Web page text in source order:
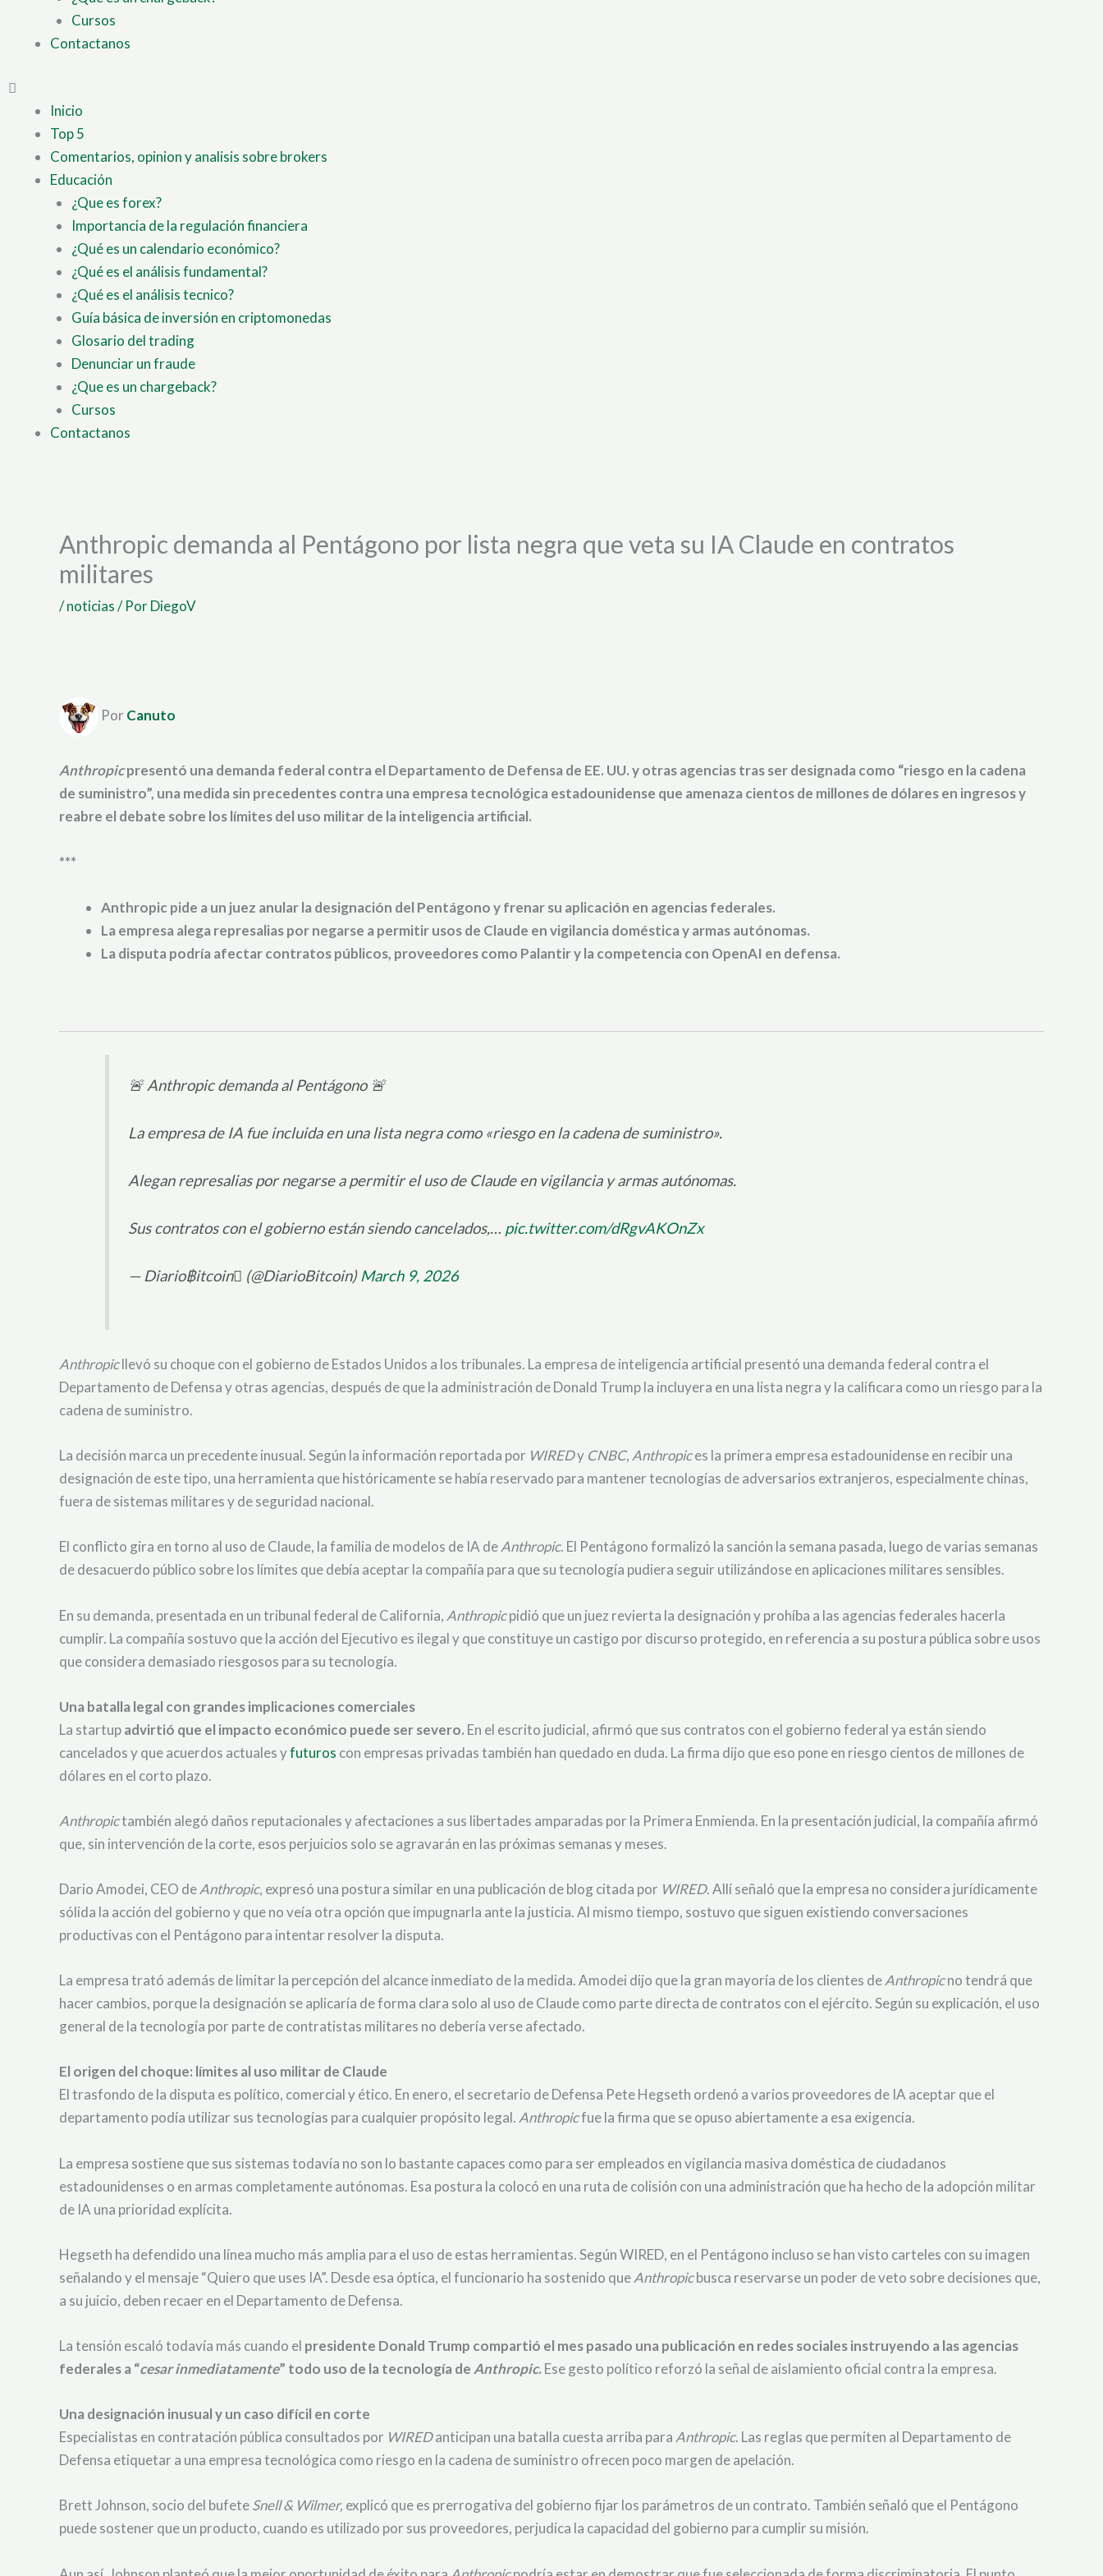
Cursos
Contactanos
Inicio
Top 5
Comentarios, opinion y analisis sobre brokers
Educación
¿Que es forex?
Importancia de la regulación financiera
¿Qué es un calendario económico?
¿Qué es el análisis fundamental?
¿Qué es el análisis tecnico?
Guía básica de inversión en criptomonedas
Glosario del trading
Denunciar un fraude
¿Que es un chargeback?
Cursos
Contactanos
Anthropic demanda al Pentágono por lista negra que veta su IA Claude en contratos
militares
/noticias/ PorDiegoV
Por Canuto
Anthropicpresentó una demanda federal contra el Departamento de Defensa de EE. UU. y otras agencias tras ser designada como “riesgo en la cadena
de suministro”, una medida sin precedentes contra una empresa tecnológica estadounidense que amenaza cientos de millones de dólares en ingresos y
reabre el debate sobre los límites del uso militar de la inteligencia artificial.
***
Anthropic pide a un juez anular la designación del Pentágono y frenar su aplicación en agencias federales.
La empresa alega represalias por negarse a permitir usos de Claude en vigilancia doméstica y armas autónomas.
La disputa podría afectar contratos públicos, proveedores como Palantir y la competencia con OpenAI en defensa.
🚨 Anthropic demanda al Pentágono 🚨
La empresa de IA fue incluida en una lista negra como «riesgo en la cadena de suministro».
Alegan represalias por negarse a permitir el uso de Claude en vigilancia y armas autónomas.
Sus contratos con el gobierno están siendo cancelados,… pic.twitter.com/dRgvAKOnZx
— Diario฿itcoin (@DiarioBitcoin) March 9, 2026
Anthropicllevó su choque con el gobierno de Estados Unidos a los tribunales. La empresa de inteligencia artificial presentó una demanda federal contra el
Departamento de Defensa y otras agencias, después de que la administración de Donald Trump la incluyera en una lista negra y la calificara como un riesgo para la
cadena de suministro.
La decisión marca un precedente inusual. Según la información reportada por WIREDy CNBC, Anthropices la primera empresa estadounidense en recibir una
designación de este tipo, una herramienta que históricamente se había reservado para mantener tecnologías de adversarios extranjeros, especialmente chinas,
fuera de sistemas militares y de seguridad nacional.
El conflicto gira en torno al uso de Claude, la familia de modelos de IA deAnthropic. El Pentágono formalizó la sanción la semana pasada, luego de varias semanas
de desacuerdo público sobre los límites que debía aceptar la compañía para que su tecnología pudiera seguir utilizándose en aplicaciones militares sensibles.
En su demanda, presentada en un tribunal federal de California, Anthropicpidió que un juez revierta la designación y prohíba a las agencias federales hacerla
cumplir. La compañía sostuvo que la acción del Ejecutivo es ilegal y que constituye un castigo por discurso protegido, en referencia a su postura pública sobre usos
que considera demasiado riesgosos para su tecnología.
Una batalla legal con grandes implicaciones comerciales
La startupadvirtió que el impacto económico puede ser severo. En el escrito judicial, afirmó que sus contratos con el gobierno federal ya están siendo
cancelados y que acuerdos actuales yfuturos con empresas privadas también han quedado en duda. La firma dijo que eso pone en riesgo cientos de millones de
dólares en el corto plazo.
Anthropictambién alegó daños reputacionales y afectaciones a sus libertades amparadas por la Primera Enmienda. En la presentación judicial, la compañía afirmó
que, sin intervención de la corte, esos perjuicios solo se agravarán en las próximas semanas y meses.
Dario Amodei, CEO deAnthropic, expresó una postura similar en una publicación de blog citada por WIRED. Allí señaló que la empresa no considera jurídicamente
sólida la acción del gobierno y que no veía otra opción que impugnarla ante la justicia. Al mismo tiempo, sostuvo que siguen existiendo conversaciones
productivas con el Pentágono para intentar resolver la disputa.
La empresa trató además de limitar la percepción del alcance inmediato de la medida. Amodei dijo que la gran mayoría de los clientes deAnthropicno tendrá que
hacer cambios, porque la designación se aplicaría de forma clara solo al uso de Claude como parte directa de contratos con el ejército. Según su explicación, el uso
general de la tecnología por parte de contratistas militares no debería verse afectado.
El origen del choque: límites al uso militar de Claude
El trasfondo de la disputa es político, comercial y ético. En enero, el secretario de Defensa Pete Hegseth ordenó a varios proveedores de IA aceptar que el
departamento podía utilizar sus tecnologías para cualquier propósito legal.Anthropicfue la firma que se opuso abiertamente a esa exigencia.
La empresa sostiene que sus sistemas todavía no son lo bastante capaces como para ser empleados en vigilancia masiva doméstica de ciudadanos
estadounidenses o en armas completamente autónomas. Esa postura la colocó en una ruta de colisión con una administración que ha hecho de la adopción militar
de IA una prioridad explícita.
Hegseth ha defendido una línea mucho más amplia para el uso de estas herramientas. Según WIRED, en el Pentágono incluso se han visto carteles con su imagen
señalando y el mensaje “Quiero que uses IA”. Desde esa óptica, el funcionario ha sostenido queAnthropicbusca reservarse un poder de veto sobre decisiones que,
a su juicio, deben recaer en el Departamento de Defensa.
La tensión escaló todavía más cuando el presidente Donald Trump compartió el mes pasado una publicación en redes sociales instruyendo a las agencias
federales a “cesar inmediatamente” todo uso de la tecnología de Anthropic. Ese gesto político reforzó la señal de aislamiento oficial contra la empresa.
Una designación inusual y un caso difícil en corte
Especialistas en contratación pública consultados por WIREDanticipan una batalla cuesta arriba para Anthropic. Las reglas que permiten al Departamento de
Defensa etiquetar a una empresa tecnológica como riesgo en la cadena de suministro ofrecen poco margen de apelación.
Brett Johnson, socio del bufeteSnell & Wilmer, explicó que es prerrogativa del gobierno fijar los parámetros de un contrato. También señaló que el Pentágono
puede sostener que un producto, cuando es utilizado por sus proveedores, perjudica la capacidad del gobierno para cumplir su misión.